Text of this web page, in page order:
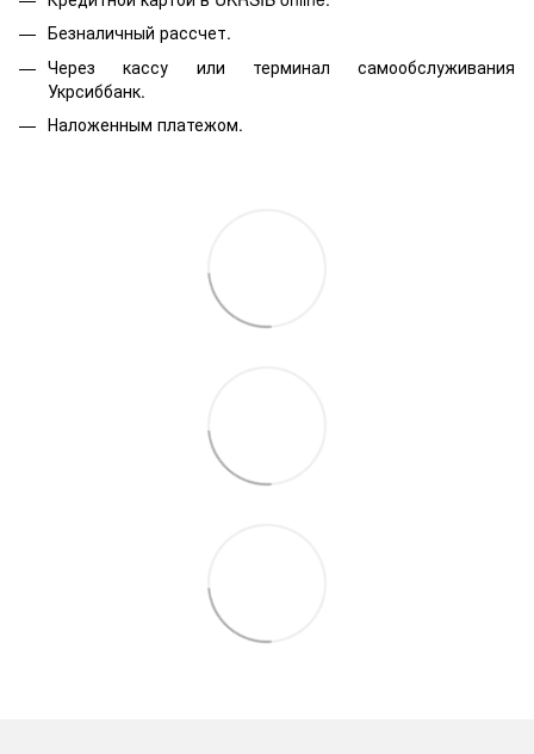
Безналичный рассчет.
Через кассу или терминал самообслуживания
Укрсиббанк.
Наложенным платежом.